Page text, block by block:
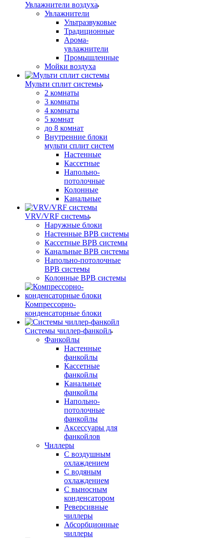
Увлажнители воздуха
Увлажнители
Ультразвуковые
Традиционные
Арома-
увлажнители
Промышленные
Мойки воздуха
Мульти сплит системы
2 комнаты
3 комнаты
4 комнаты
5 комнат
до 8 комнат
Внутренние блоки
мульти сплит систем
Настенные
Кассетные
Напольно-
потолочные
Колонные
Канальные
VRV/VRF системы
Наружные блоки
Настенные ВРВ системы
Кассетные ВРВ системы
Канальные ВРВ системы
Напольно-потолочные
ВРВ системы
Колонные ВРВ системы
Компрессорно-
конденсаторные блоки
Системы чиллер-фанкойл
Фанкойлы
Настенные
фанкойлы
Кассетные
фанкойлы
Канальные
фанкойлы
Напольно-
потолочные
фанкойлы
Аксессуары для
фанкойлов
Чиллеры
С воздушным
охлаждением
С водяным
охлаждением
С выносным
конденсатором
Реверсивные
чиллеры
Абсорбционные
чиллеры